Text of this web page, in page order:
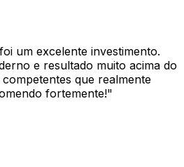
um excelente investimento.
e resultado muito acima do
que realmente
fortemente!"